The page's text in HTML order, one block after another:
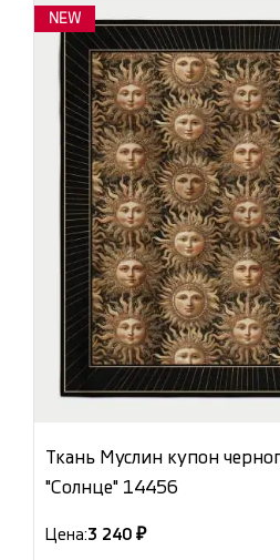
NEW
Ткань Муслин купон
"Солнце" 14456
Цена:3 240 ₽